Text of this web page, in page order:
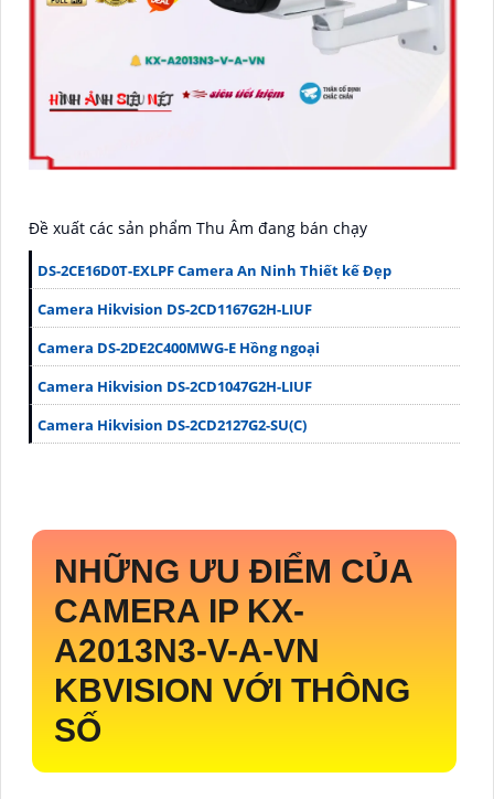
Đề xuất các sản phẩm Thu Âm đang bán chạy
DS-2CE16D0T-EXLPF Camera An Ninh Thiết kế Đẹp
Camera Hikvision DS-2CD1167G2H-LIUF
Camera DS-2DE2C400MWG-E Hồng ngoại
Camera Hikvision DS-2CD1047G2H-LIUF
Camera Hikvision DS-2CD2127G2-SU(C)
NHỮNG ƯU ĐIỂM CỦA
CAMERA IP KX-
A2013N3-V-A-VN
KBVISION VỚI THÔNG
SỐ